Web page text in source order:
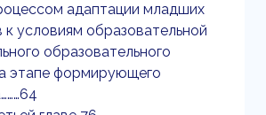
адаптации младших
условиям образовательной
образовательного
этапе формирующего